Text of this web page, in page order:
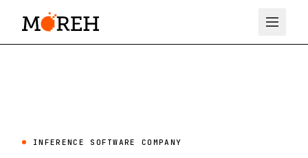
INFERENCE SOFTWARE COMPANY